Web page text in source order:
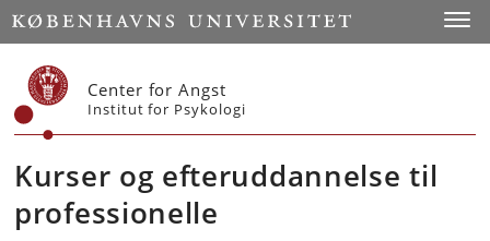
Start
Center for Angst
Institut for Psykologi
Kurser og efteruddannelse til
professionelle